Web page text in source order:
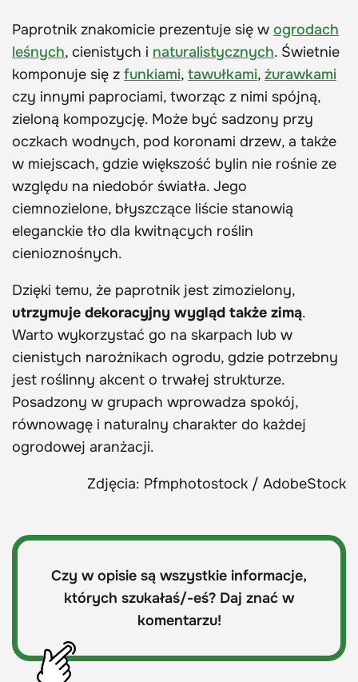
Paprotnik znakomicie prezentuje się w ogrodach
leśnych, cienistych i naturalistycznych. Świetnie
komponuje się z funkiami, tawułkami, żurawkami
czy innymi paprociami, tworząc z nimi spójną,
zieloną kompozycję. Może być sadzony przy
oczkach wodnych, pod koronami drzew, a także
w miejscach, gdzie większość bylin nie rośnie ze
względu na niedobór światła. Jego
ciemnozielone, błyszczące liście stanowią
eleganckie tło dla kwitnących roślin
cienioznośnych.
Dzięki temu, że paprotnik jest zimozielony,
utrzymuje dekoracyjny wygląd także zimą.
Warto wykorzystać go na skarpach lub w
cienistych narożnikach ogrodu, gdzie potrzebny
jest roślinny akcent o trwałej strukturze.
Posadzony w grupach wprowadza spokój,
równowagę i naturalny charakter do każdej
ogrodowej aranżacji.
Zdjęcia: Pfmphotostock / AdobeStock
Czy w opisie są wszystkie informacje,
których szukałaś/-eś? Daj znać w
komentarzu!